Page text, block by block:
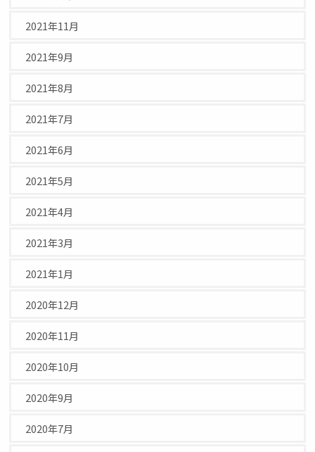
2021年11月
2021年9月
2021年8月
2021年7月
2021年6月
2021年5月
2021年4月
2021年3月
2021年1月
2020年12月
2020年11月
2020年10月
2020年9月
2020年7月